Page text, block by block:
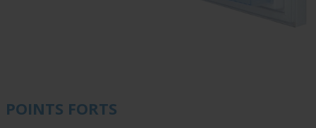
POINTS FORTS